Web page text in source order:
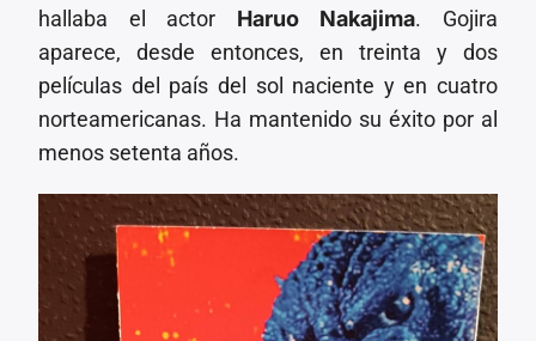
hallaba el actor Haruo Nakajima. Gojira
aparece, desde entonces, en treinta y dos
películas del país del sol naciente y en cuatro
norteamericanas. Ha mantenido su éxito por al
menos setenta años.